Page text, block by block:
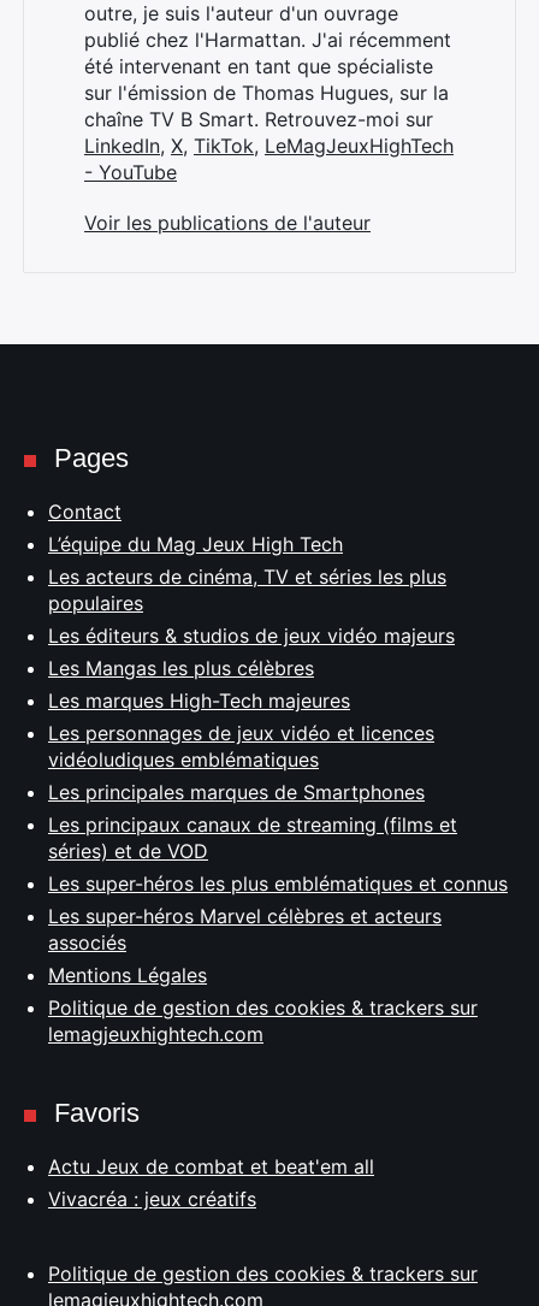
outre, je suis l'auteur d'un ouvrage
publié chez l'Harmattan. J'ai récemment
été intervenant en tant que spécialiste
sur l'émission de Thomas Hugues, sur la
chaîne TV B Smart. Retrouvez-moi sur
LinkedIn, X, TikTok, LeMagJeuxHighTech
- YouTube
Voir les publications de l'auteur
Pages
Contact
L’équipe du Mag Jeux High Tech
Les acteurs de cinéma, TV et séries les plus
populaires
Les éditeurs & studios de jeux vidéo majeurs
Les Mangas les plus célèbres
Les marques High-Tech majeures
Les personnages de jeux vidéo et licences
vidéoludiques emblématiques
Les principales marques de Smartphones
Les principaux canaux de streaming (films et
séries) et de VOD
Les super-héros les plus emblématiques et connus
Les super-héros Marvel célèbres et acteurs
associés
Mentions Légales
Politique de gestion des cookies & trackers sur
lemagjeuxhightech.com
Favoris
Actu Jeux de combat et beat'em all
Vivacréa : jeux créatifs
Politique de gestion des cookies & trackers sur
lemagjeuxhightech.com